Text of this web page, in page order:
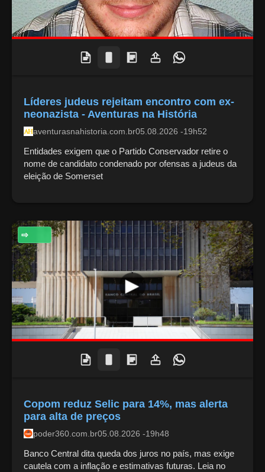
Líderes judeus rejeitam encontro com ex-
neonazista - Aventuras na História
aventurasnahistoria.com.br05.08.2026 -19h52
Entidades exigem que o Partido Conservador retire o
nome de candidato condenado por ofensas a judeus da
eleição de Somerset
ECONOMIA
Copom reduz Selic para 14%, mas alerta
para alta de preços
poder360.com.br05.08.2026 -19h48
Banco Central dita queda dos juros no país, mas exige
cautela com a inflação e estimativas futuras. Leia no